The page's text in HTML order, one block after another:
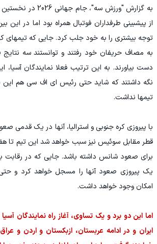
به گزارش "ورزش سه"،
از پیشبینی طرفداران فوتبال همراه بود اما در این
توجه بیشتری را به خود جلب کرد. جایی که تیمهای
به مصاف حریفان خود رفتند و توانستند سه نتایج
دست بیاورند. به این ترتیب فعلا نمایندگان
نگه داشتند که شاید حتی رئیس ای اف سی هم این
تیمها نداشت.
با پیروزی کره جنوبی و استرالیا، آنها در یک قدمی
قطر مقابل سوئیس نیز سبب خواهد شد این تیم تا
برای صعود شانس داشته باشد. جایی که در رقابت
یک پیروزی صعود آنها را مسجل خواهد کرد و
امکان وجود خواهد داشت.
اما این دو برد و یک تساوی، آغاز راه نمایندگان
ایران و در ادامه عربستان، ازبکستان و اردن و